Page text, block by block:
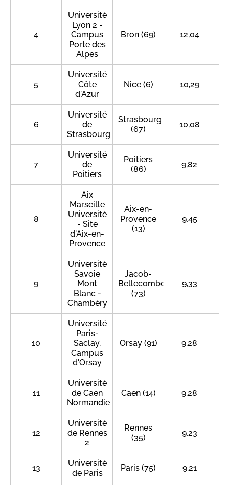
4
Université
Lyon 2 -
Campus
Porte des
Alpes
Bron (69) 12,04
5
Université
Côte
d'Azur
Nice (6) 10,29
6
Université
de
Strasbourg
Strasbourg
(67)
10,08
7
Université
de
Poitiers
Poitiers
(86)
9,82
8
Aix
Marseille
Université
- Site
d'Aix-en-
Provence
Aix-en-
Provence
(13)
9,45
9
Université
Savoie
Mont
Blanc -
Chambéry
Jacob-
Bellecombette
(73)
9,33
10
Université
Paris-
Saclay,
Campus
d'Orsay
Orsay (91) 9,28
11
Université
de Caen
Normandie
Caen (14) 9,28
12
Université
de Rennes
2
Rennes
(35)
9,23
13
Université
de Paris
Paris (75) 9,21